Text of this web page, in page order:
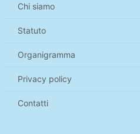
Chi siamo
Statuto
Organigramma
Privacy policy
Contatti